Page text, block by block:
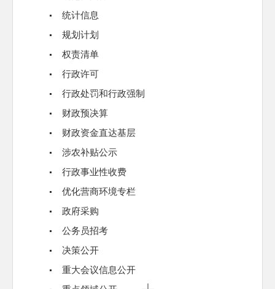
统计信息
规划计划
权责清单
行政许可
行政处罚和行政强制
财政预决算
财政资金直达基层
涉农补贴公示
行政事业性收费
优化营商环境专栏
政府采购
公务员招考
决策公开
重大会议信息公开